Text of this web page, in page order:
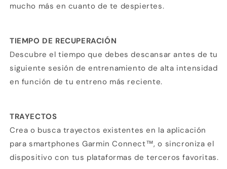
mucho más en cuanto de te despiertes.
TIEMPO DE RECUPERACIÓN
Descubre el tiempo que debes descansar antes de tu
siguiente sesión de entrenamiento de alta intensidad
en función de tu entreno más reciente.
TRAYECTOS
Crea o busca trayectos existentes en la aplicación
para smartphones Garmin Connect™, o sincroniza el
dispositivo con tus plataformas de terceros favoritas.